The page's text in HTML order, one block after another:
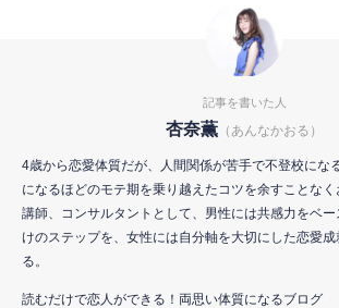
記事を書いた人
杏奈薫 （あんなかおる）
4歳から恋愛体質だが、人間関係が苦手で不登校にな
になるほどのモテ期を乗り越えたコツを余すことな
講師、コンサルタントとして、男性には共感力をベ
けのステップを、女性には自分軸を大切にした恋愛
る。
読むだけで恋人ができる！両思い体質になるブログ